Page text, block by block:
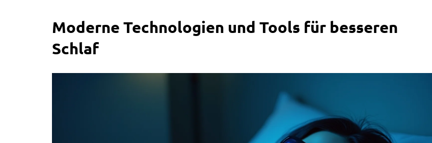
Moderne Technologien und Tools für besseren
Schlaf